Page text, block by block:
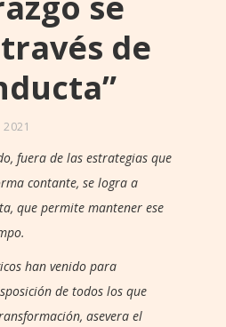
de
fuera de las estrategias que
contante, se logra a
que permite mantener ese
han venido para
de todos los que
asevera el